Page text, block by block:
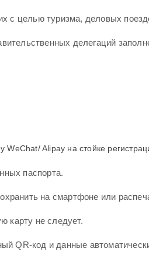
с целью туризма, деловых
делегаций
Alipay на стойке
паспорта.
на смартфоне или
карту не следует.
QR-код и данные